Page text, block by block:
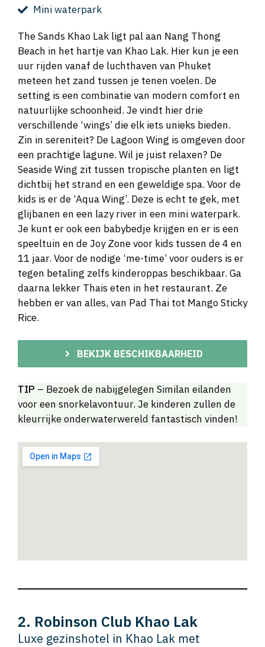
Mini waterpark
The Sands Khao Lak ligt pal aan Nang Thong
Beach in het hartje van Khao Lak. Hier kun je een
uur rijden vanaf de luchthaven van Phuket
meteen het zand tussen je tenen voelen. De
setting is een combinatie van modern comfort en
natuurlijke schoonheid. Je vindt hier drie
verschillende ‘wings’ die elk iets unieks bieden.
Zin in sereniteit? De Lagoon Wing is omgeven door
een prachtige lagune. Wil je juist relaxen? De
Seaside Wing zit tussen tropische planten en ligt
dichtbij het strand en een geweldige spa. Voor de
kids is er de ‘Aqua Wing’. Deze is echt te gek, met
glijbanen en een lazy river in een mini waterpark.
Je kunt er ook een babybedje krijgen en er is een
speeltuin en de Joy Zone voor kids tussen de 4 en
11 jaar. Voor de nodige ‘me-time’ voor ouders is er
tegen betaling zelfs kinderoppas beschikbaar. Ga
daarna lekker Thais eten in het restaurant. Ze
hebben er van alles, van Pad Thai tot Mango Sticky
Rice.
BEKIJK BESCHIKBAARHEID
TIP – Bezoek de nabijgelegen Similan eilanden
voor een snorkelavontuur. Je kinderen zullen de
kleurrijke onderwaterwereld fantastisch vinden!
2. Robinson Club Khao Lak
Luxe gezinshotel in Khao Lak met